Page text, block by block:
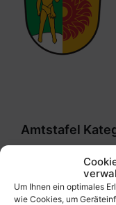
Um Ihnen ein optimales
wie Cookies, um
Amtstafel
Finanz